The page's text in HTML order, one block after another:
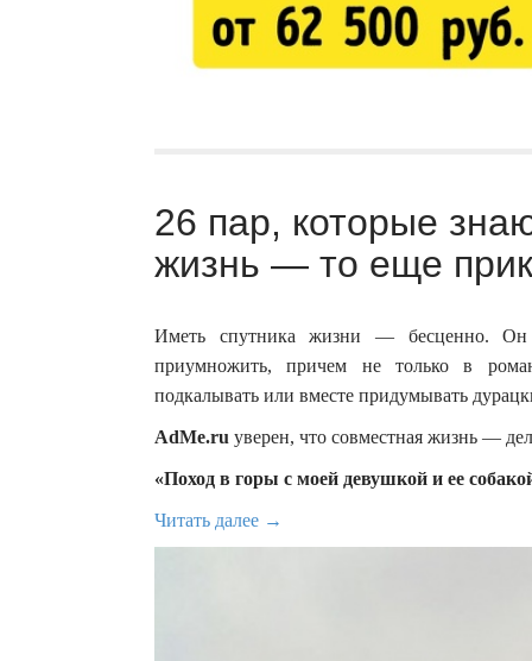
26 пар, которые
жизнь — то еще
Иметь спутника жизни — бесценно. Он
приумножить, причем не только в
подкалывать или вместе придумывать
AdMe.ru уверен, что совместная жизнь —
«Поход в горы с моей девушкой и ее
Читать далее →